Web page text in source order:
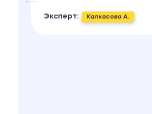
Эксперт: Калкасова А.